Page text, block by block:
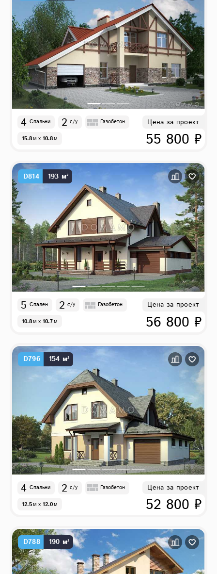
4 Спальни 2 с/у Газобетон
15.8м x 10.8м
Цена за проект
55 800 ₽
D814 193 м²
5 Спален 2 с/у Газобетон
10.8м x 10.7м
Цена за проект
56 800 ₽
D796 154 м²
4 Спальни 2 с/у Газобетон
12.5м x 12.0м
Цена за проект
52 800 ₽
D788 190 м²